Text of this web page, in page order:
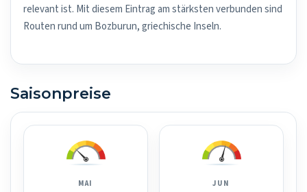
relevant ist. Mit diesem Eintrag am stärksten verbunden sind
Routen rund um Bozburun, griechische Inseln.
Saisonpreise
MAI JUN